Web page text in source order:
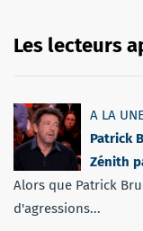
Les lecteurs
A LA
Patrick
Zénith
Alors que Patrick
d'agressions...